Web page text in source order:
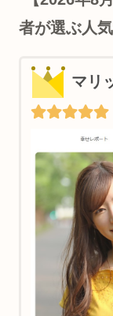
者が選ぶ人
マリ